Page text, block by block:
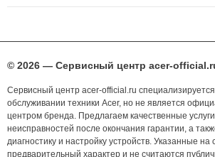
© 2026 — Сервисный центр acer-
Сервисный центр acer-official.ru
обслуживании техники Acer, но не является
центром бренда. Предлагаем качественные
неисправностей после окончания гарантии, а
диагностику и настройку устройств. Указанные
предварительный характер и не считаются